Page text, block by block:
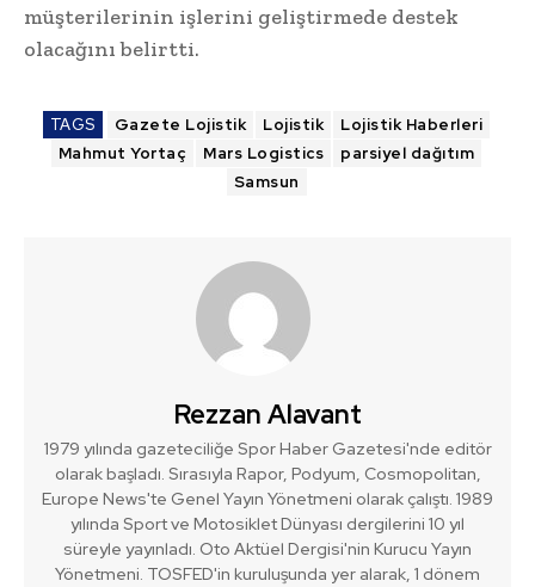
müşterilerinin işlerini geliştirmede destek
olacağını belirtti.
TAGS Gazete Lojistik Lojistik
Lojistik Haberleri
Mahmut Yortaç
Mars Logistics
parsiyel dağıtım
Samsun
Rezzan Alavant
1979 yılında gazeteciliğe Spor Haber Gazetesi'nde editör
olarak başladı. Sırasıyla Rapor, Podyum, Cosmopolitan,
Europe News'te Genel Yayın Yönetmeni olarak çalıştı. 1989
yılında Sport ve Motosiklet Dünyası dergilerini 10 yıl
süreyle yayınladı. Oto Aktüel Dergisi'nin Kurucu Yayın
Yönetmeni. TOSFED'in kuruluşunda yer alarak, 1 dönem